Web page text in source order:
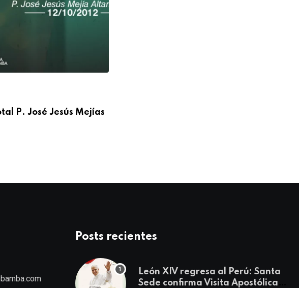
P. José Jesús Mejías
Posts recientes
León XIV regresa al Perú: Santa
Sede confirma Visita Apostólica